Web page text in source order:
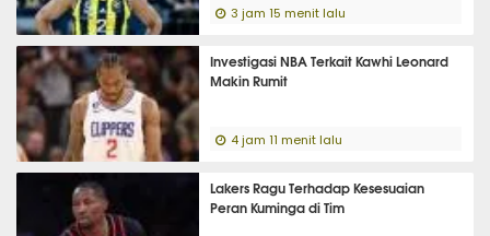
3 jam 15 menit lalu
Investigasi NBA Terkait Kawhi Leonard
Makin Rumit
4 jam 11 menit lalu
Lakers Ragu Terhadap Kesesuaian
Peran Kuminga di Tim